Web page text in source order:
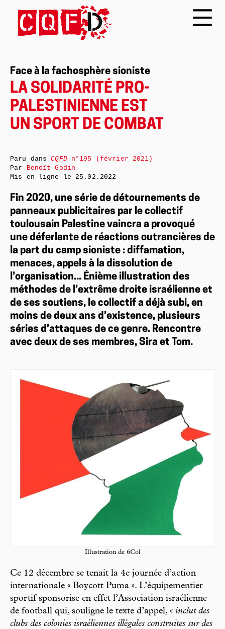
Face à la fachosphère sioniste
LA SOLIDARITÉ PRO-
PALESTINIENNE EST
UN SPORT DE COMBAT
Fin 2020, une série de détournements de
panneaux publicitaires par le collectif
toulousain Palestine vaincra a provoqué
une déferlante de réactions outrancières de
la part du camp sioniste : diffamation,
menaces, appels à la dissolution de
l’organisation... Énième illustration des
méthodes de l’extrême droite israélienne et
de ses soutiens, le collectif a déjà subi, en
moins de deux ans d’existence, plusieurs
séries d’attaques de ce genre. Rencontre
avec deux de ses membres, Sira et Tom.
Illustration de 6Col
Ce 12 décembre se tenait la 4e journée d’action
internationale « Boycott Puma ». L’équipementier
sportif sponsorise en effet l’Association israélienne
de football qui, souligne le texte d’appel, « inclut des
clubs des colonies israéliennes illégales construites sur des
Paru dansCQFDn°195 (février 2021)
Par Benoît Godin
Mis en ligne le 25.02.2022